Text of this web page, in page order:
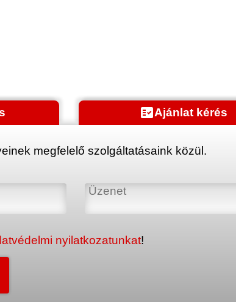
fact_checkAjánlat kérés
megfelelő szolgáltatásaink közül.
nyilatkozatunkat!